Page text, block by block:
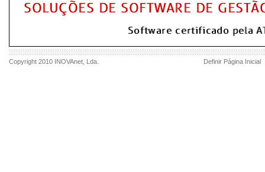
Copyright 2010 INOVAnet , Lda. Definir Página Inicial